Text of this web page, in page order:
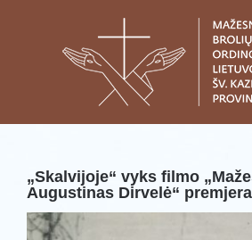
„Skalvijoje“ vyks filmo
Augustinas Dirvelė“ premjera